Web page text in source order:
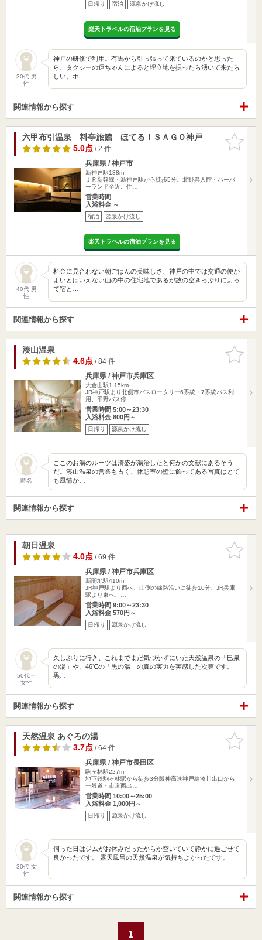
日帰り 宿泊 源泉かけ流し
楽天トラベルの宿泊プランを見る
30代 男
性
神戸の研修で利用。有馬から引っ張って来ているのかと思った
ら、タクシーの運ちゃんによると埋立地を掘ったら湧いて来たら
しい。ホ…
関連情報から探す
お気に入
りに追加
六甲布引温泉 料亭旅館 ほてるＩＳＡＧＯ神戸
5.0点/ 2 件
兵庫県 / 神戸市
新神戸駅188m
ＪＲ新幹線・新神戸駅から徒歩5分。北野異人館・ハーバ
ーランド至近。住…
営業時間
入浴料金 ～
宿泊 源泉かけ流し
楽天トラベルの宿泊プランを見る
40代 男
性
料金に見合わない朝ごはんの美味しさ、神戸の中では交通の便が
よいとはいえない山の中の住宅地であるが故の空きっぷりによっ
て宿と…
関連情報から探す
お気に入
りに追加
湊山温泉
4.6点/ 84 件
兵庫県 / 神戸市兵庫区
大倉山駅1.15km
JR神戸駅より北側市バスロータリー6系統・7系統バス利
用、平野バス停…
営業時間 5:00～23:30
入浴料金 800円～
日帰り 源泉かけ流し
匿名
ここのお湯のルーツは清盛が湯治したと何かの文献にあるそう
だ。湊山温泉の営業も古く、休憩室の壁に飾ってある写真はとて
も風情が…
関連情報から探す
お気に入
りに追加
朝日温泉
4.0点/ 69 件
兵庫県 / 神戸市兵庫区
新開地駅410m
JR神戸駅より西へ、山側の線路沿いに徒歩10分、JR兵庫
駅より東へ、…
営業時間 9:00～23:30
入浴料金 570円～
日帰り 源泉かけ流し
50代～
女性
久しぶりに行き、これまでまだ気づかずにいた天然温泉の「巳泉
の湯」や、46℃の「黒の湯」の真の実力を実感した次第です。
黒…
関連情報から探す
お気に入
りに追加
天然温泉 あぐろの湯
3.7点/ 64 件
兵庫県 / 神戸市長田区
駒ヶ林駅227m
地下鉄駒ヶ林駅から徒歩3分阪神高速神戸線湊川出口から
一般道・市道西出…
営業時間 10:00～25:00
入浴料金 1,000円～
日帰り 源泉かけ流し
30代 女
性
伺った日はジムがお休みだったからか空いていて静かに過ごせて
良かったです。 露天風呂の天然温泉が気持ちよかったです。
関連情報から探す
1